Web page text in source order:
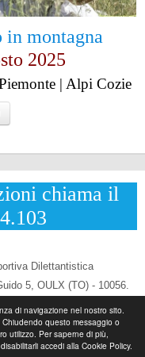
di navigazione nel nostro sito.
questo messaggio o
utilizzo. Per saperne di più,
accedi alla Cookie Policy.
in montagna
2025
| Alpi Cozie
chiama il
Dilettantistica
5, OULX (TO) - 10056.